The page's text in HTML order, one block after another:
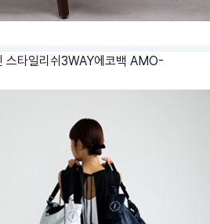
스타일리쉬3WAY에코백 AMO-